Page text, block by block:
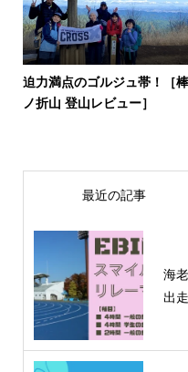
迫力満点のゴルジュ帯！［棒
ノ折山 登山レビュー］
最近の記事
海
出